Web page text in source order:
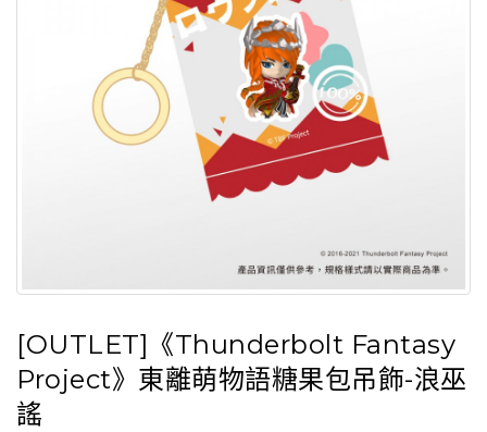
[OUTLET]《Thunderbolt Fantasy
Project》東離萌物語糖果包吊飾-浪巫
謠